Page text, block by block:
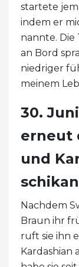
startete
indem er
nannte. Die
an Bord
niedriger
meinem
30.
erneut
und
Nachdem
Braun ihr
ruft sie ihn
Kardashian